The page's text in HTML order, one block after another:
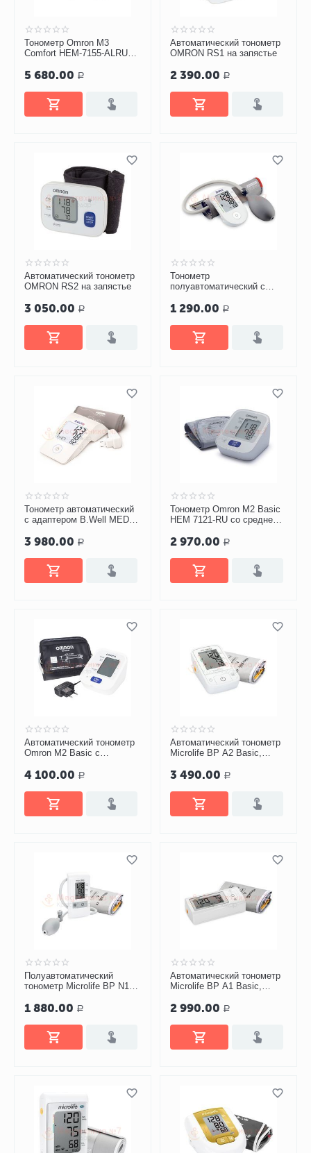
Тонометр Omron M3
Comfort HEM-7155-ALRU
22-42 см с адаптером
5 680.00 Р
Автоматический тонометр
OMRON RS1 на запястье
2 390.00 Р
Автоматический тонометр
OMRON RS2 на запястье
3 050.00 Р
Тонометр
полуавтоматический с
B.Well PRO-30 (M)
1 290.00 Р
Тонометр автоматический
с адаптером B.Well MED-
3 980.00 Р
Тонометр Omron M2 Basic
HEM 7121-RU со средней
2 970.00 Р
Автоматический тонометр
Omron M2 Basic с
универсальной манжетой
4 100.00 Р
Автоматический тонометр
Microlife BP A2 Basic,
3 490.00 Р
Полуавтоматический
тонометр Microlife BP N1
1 880.00 Р
Автоматический тонометр
Microlife BP A1 Basic,
2 990.00 Р